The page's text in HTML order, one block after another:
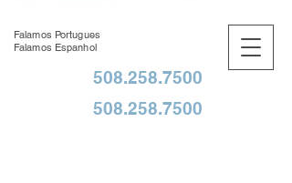
508.258.7500
Falamos Portugues
Falamos Espanhol
508.258.7500